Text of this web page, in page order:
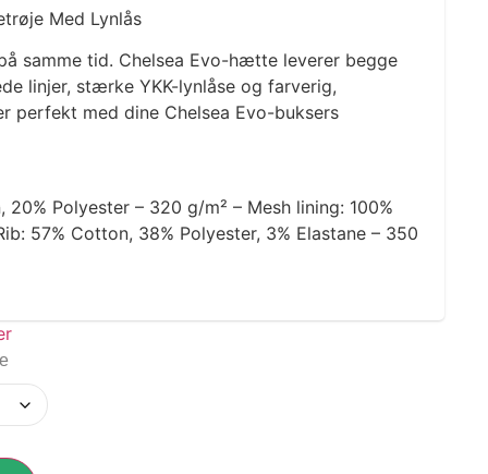
Med Lynlås
samme tid. Chelsea Evo-hætte leverer begge
linjer, stærke YKK-lynlåse og farverig,
perfekt med dine Chelsea Evo-buksers
Polyester – 320 g/m² – Mesh lining: 100%
57% Cotton, 38% Polyester, 3% Elastane – 350